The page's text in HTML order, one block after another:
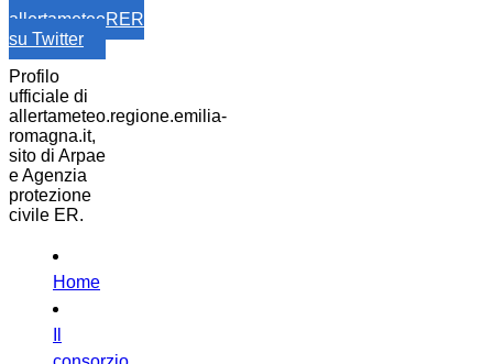
allertameteoRER
su Twitter
Profilo
ufficiale di
allertameteo.regione.emilia-
romagna.it,
sito di Arpae
e Agenzia
protezione
civile ER.
Home